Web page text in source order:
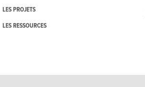
LES PROJETS
LES RESSOURCES